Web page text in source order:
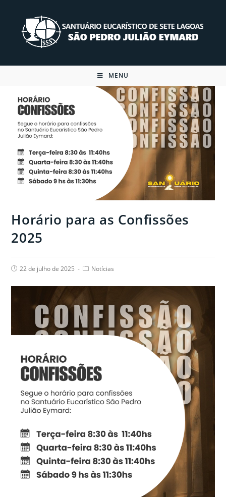
content
MENU
Horário para as Confissões
2025
Post22 de julho de 2025
PostNotícias